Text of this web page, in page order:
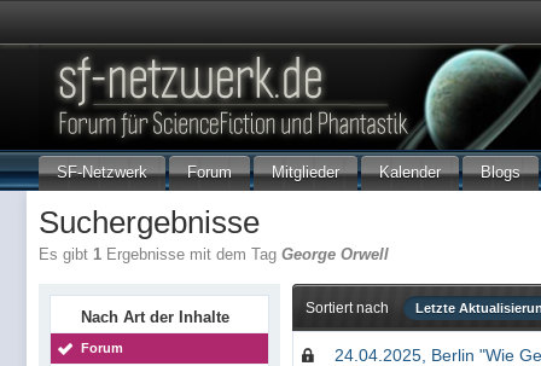
SF-Netzwerk Forum Mitglieder Kalender Blogs
Suchergebnisse
Es gibt 1 Ergebnisse mit dem Tag George Orwell
Nach Art der Inhalte
Forum
Sortiert nach Letzte
24.04.2025, Berlin "Wie